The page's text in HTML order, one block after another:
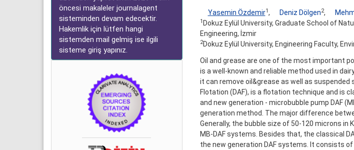
öncesi makaleler journalagent
sisteminden devam edecektir.
Hakemlik için lütfen hangi
sistemden mail gelmiş ise ilgili
sisteme giriş yapınız.
Yasemin Özdemir1, Deniz Dölgen2,
1 Dokuz Eylül University, Graduate School of
Engineering, İzmir
2Dokuz Eylül University, Engineering Faculty,
Oil and grease are one of the most important
is a well-known and reliable method used in
it can remove oil&grease as well as suspended
Flotation (DAF), is a flotation technique and is
and new generation - microbubble pump DAF
generation method. The major difference
Generally, the bubble size of 50-120 microns in
MB-DAF systems. Besides that, the classical
the new generation DAF systems. It consists